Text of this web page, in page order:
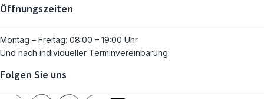
Öffnungszeiten
Montag – Freitag: 08:00 – 19:00 Uhr
Und nach individueller Terminvereinbarung
Folgen Sie uns